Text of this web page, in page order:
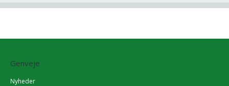
Genveje
Nyheder